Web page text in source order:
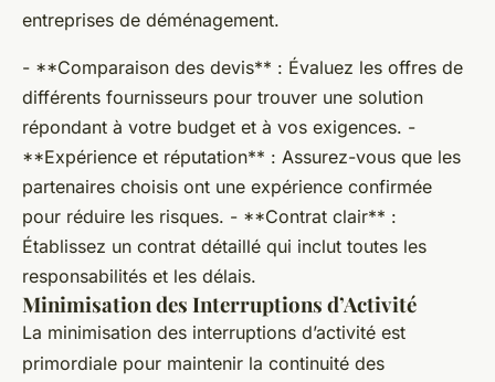
entreprises de déménagement.
- **Comparaison des devis** : Évaluez les offres de
différents fournisseurs pour trouver une solution
répondant à votre budget et à vos exigences. -
**Expérience et réputation** : Assurez-vous que les
partenaires choisis ont une expérience confirmée
pour réduire les risques. - **Contrat clair** :
Établissez un contrat détaillé qui inclut toutes les
responsabilités et les délais.
Minimisation des Interruptions d’Activité
La minimisation des interruptions d’activité est
primordiale pour maintenir la continuité des